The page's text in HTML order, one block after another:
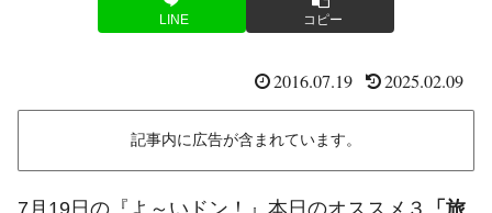
LINE コピー
2016.07.19 2025.02.09
記事内に広告が含まれています。
7月19日の『よ～いドン！』本日のオススメ３
「旅